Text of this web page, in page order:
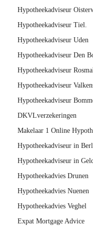
Hypotheekadviseur
Hypotheekadviseur Tiel.
Hypotheekadviseur Uden
Hypotheekadviseur Den
Hypotheekadviseur
Hypotheekadviseur
Hypotheekadviseur
DKVLverzekeringen
Makelaar 1 Online
Hypotheekadviseur in
Hypotheekadviseur in
Hypotheekadvies Drunen
Hypotheekadvies Nuenen
Hypotheekadvies Veghel
Expat Mortgage Advice